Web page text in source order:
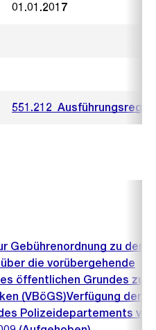
01.01.2017
Gebührenordnung zu den
die vorübergehende
öffentlichen Grundes zu
(VBöGS)Verfügung der
Polizeidepartements